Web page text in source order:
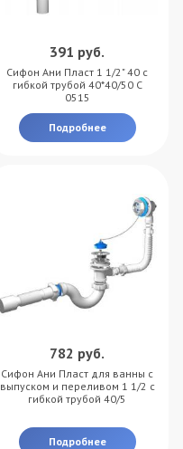
391 руб.
Сифон Ани Пласт 1 1/2" 40 с
гибкой трубой 40*40/50 С
0515
Подробнее
782 руб.
Сифон Ани Пласт для ванны с
выпуском и переливом 1 1/2 с
гибкой трубой 40/5
Подробнее